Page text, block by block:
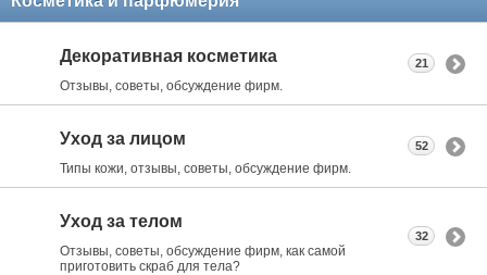
Декоративная косметика
Отзывы, советы, обсуждение фирм.
21
Уход за лицом
Типы кожи, отзывы, советы, обсуждение фирм.
52
Уход за телом
Отзывы, советы, обсуждение фирм, как самой
приготовить скраб для тела?
32